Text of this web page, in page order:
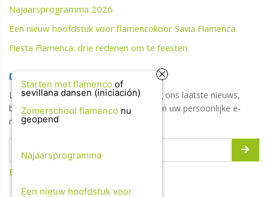
Najaarsprogramma 2026
Een nieuw hoofdstuk voor flamencokoor Savia Flamenca
Fiesta Flamenca: drie redenen om te feesten
DIGITALE NIEUWSBRIEF
Laat hier uw e-mailadres achter en krijg ons laatste nieuws,
blogs, updates, jobs, tips & promoties in uw persoonlijke e-
mailbox!
Bekijk de vorige updates
Starten met flamenco of
sevillana dansen (iniciación)
Zomerschool flamenco nu
geopend
Najaarsprogramma
Een nieuw hoofdstuk voor